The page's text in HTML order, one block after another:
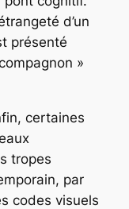
d’un
présenté
»
certaines
tropes
par
codes visuels